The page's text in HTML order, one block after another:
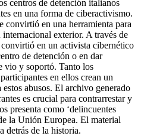
centros de detención italianos
en una forma de ciberactivismo.
convirtió en una herramienta para
exterior. A través de
en un activista cibernético
de detención o en dar
vio y soportó. Tanto los
en ellos crean un
abusos. El archivo generado
es crucial para contrarrestar y
presenta como ‘delincuentes
la Unión Europea. El material
detrás de la historia.